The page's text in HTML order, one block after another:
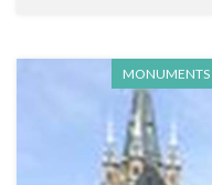
prisé des parisiens et
ports, avec ses ferries
sa Côte d'Albâtre
plage de galets et de
deux ans le Festival
MONUMENTS